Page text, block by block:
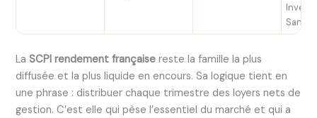
Invest,
Santé,
La SCPI rendement française reste la famille la plus
diffusée et la plus liquide en encours. Sa logique tient en
une phrase : distribuer chaque trimestre des loyers nets de
gestion. C’est elle qui pèse l’essentiel du marché et qui a